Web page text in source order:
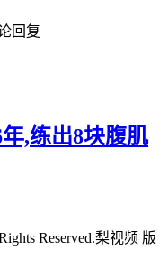
回复
,练出8块腹肌
Reserved.梨视频 版